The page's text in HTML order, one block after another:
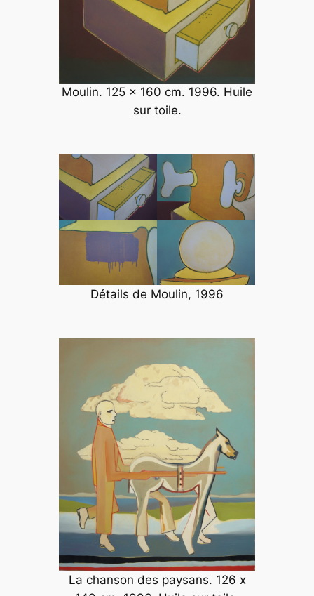
Moulin. 125 x 160 cm. 1996. Huile
sur toile.
Détails de Moulin, 1996
La chanson des paysans. 126 x